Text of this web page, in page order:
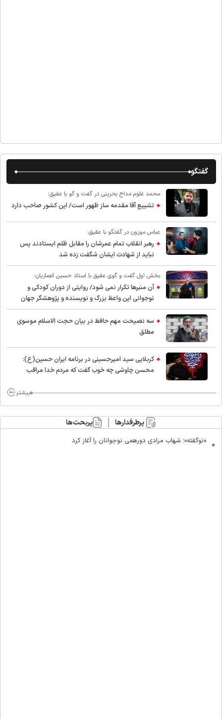
گفتگو
محمد غلوم مداح بحرینی در گفت و گو با عقیق:
تشییع آقا مقدمه ساز ظهور است/ این کشور صاحب دارد
عباس موزون در گفتگو با عقیق:
رهبر انقلاب تمام عمرشان را مقابل ظلم ایستادند پس
نباید از شهادت ایشان شگفت زده شد
بخش اول گفت و گوی عقیق با استاد حسین انصاریان:
آن منبرها تکرار نمی شود/ روایتی از دوران کودکی و
نوجوانی این واعظ بزرگ و نویسنده و پژوهشگر جهان
اسلام
سه نصیحت مهم حافظ در بیان حجت الاسلام موسوی
مطلق
کربلایی سید امیر‌حسینی در برنامه ایران حسین(ع):
محسن چاوشی چه خوب گفت که مردم خدا مراقب
بیشتر
پرطرفدارها پربحث‌ها
«نوگفته»؛ شهاب مرادی دورهمی نوجوانان را آغاز کرد